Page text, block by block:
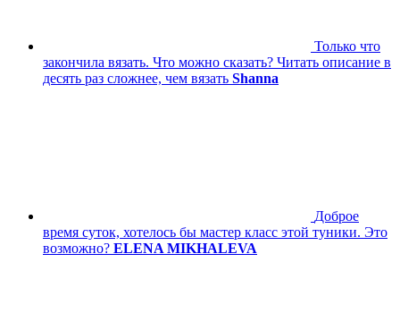
Только что
закончила вязать. Что можно сказать? Читать описание в
десять раз сложнее, чем вязать Shanna
Доброе
время суток, хотелось бы мастер класс этой туники. Это
возможно? ELENA MIKHALEVA